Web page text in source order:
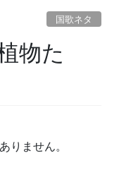
国歌ネタ
物た
りません。